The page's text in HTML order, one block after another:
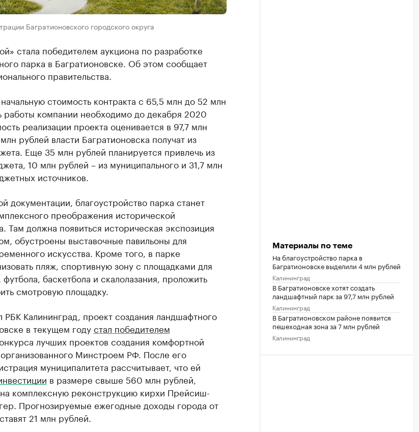
Багратионовского городского округа
стала победителем аукциона по разработке
парка в Багратионовске. Об этом сообщает
правительства.
стоимость контракта с 65,5 млн до 52 млн
работы компании необходимо до декабря 2020
реализации проекта оценивается в 97,7 млн
рублей власти Багратионовска получат из
Еще 35 млн рублей планируется привлечь из
10 млн рублей – из муниципального и 31,7 млн
источников.
документации, благоустройство парка станет
преображения исторической
Там должна появиться историческая экспозиция
обустроены выставочные павильоны для
искусства. Кроме того, в парке
пляж, спортивную зону с площадками для
баскетбола и скалолазания, проложить
смотровую площадку.
Калининград, проект создания ландшафтного
в текущем годустал победителем
лучших проектов создания комфортной
Минстроем РФ. После его
муниципалитета рассчитывает, что ей
в размере свыше 560 млн рублей,
комплексную реконструкцию кирхи Прейсиш-
Прогнозируемые ежегодные доходы города от
21 млн рублей.
Материалы по теме
На благоустройство парка в
Багратионовске выделили 4 млн рублей
Калининград
В Багратионовске хотят создать
ландшафтный парк за 97,7 млн рублей
Калининград
В Багратионовском районе появится
пешеходная зона за 7 млн рублей
Калининград